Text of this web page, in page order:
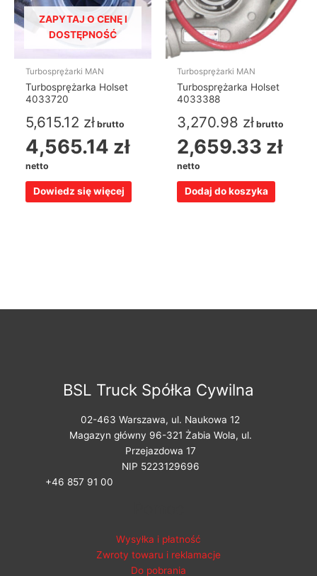
ZAPYTAJ O CENĘ I
DOSTĘPNOŚĆ
Turbosprężarki MAN
Turbosprężarka Holset
4033720
5,615.12 zł brutto
4,565.14 zł
netto
Dowiedz się więcej
Turbosprężarki MAN
Turbosprężarka Holset
4033388
3,270.98 zł brutto
2,659.33 zł
netto
Dodaj do koszyka
BSL Truck Spółka Cywilna
02-463 Warszawa, ul. Naukowa 12
Magazyn główny 96-321 Żabia Wola, ul.
Przejazdowa 17
NIP 5223129696
+46 857 91 00
Wysyłka i płatność
Zwroty towaru i reklamacje
Do pobrania